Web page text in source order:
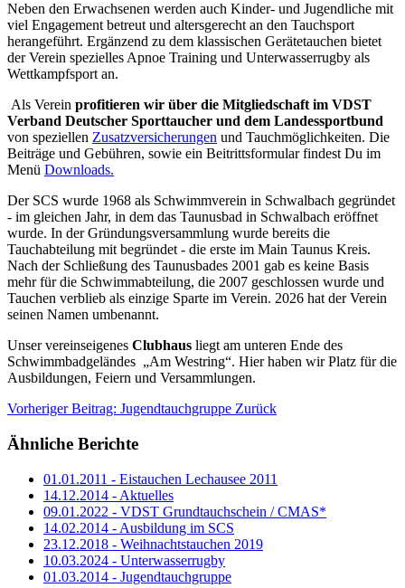
Neben den Erwachsenen werden auch Kinder- und Jugendliche mit
viel Engagement betreut und altersgerecht an den Tauchsport
herangeführt. Ergänzend zu dem klassischen Gerätetauchen bietet
der Verein spezielles Apnoe Training und Unterwasserrugby als
Wettkampfsport an.
Als Verein profitieren wir über die Mitgliedschaft im VDST
Verband Deutscher Sporttaucher und dem Landessportbund
von speziellen Zusatzversicherungen und Tauchmöglichkeiten. Die
Beiträge und Gebühren, sowie ein Beitrittsformular findest Du im
Menü Downloads.
Der SCS wurde 1968 als Schwimmverein in Schwalbach gegründet
- im gleichen Jahr, in dem das Taunusbad in Schwalbach eröffnet
wurde. In der Gründungsversammlung wurde bereits die
Tauchabteilung mit begründet - die erste im Main Taunus Kreis.
Nach der Schließung des Taunusbades 2001 gab es keine Basis
mehr für die Schwimmabteilung, die 2007 geschlossen wurde und
Tauchen verblieb als einzige Sparte im Verein. 2026 hat der Verein
seinen Namen umbenannt.
Unser vereinseigenes Clubhaus liegt am unteren Ende des
Schwimmbadgeländes „Am Westring“. Hier haben wir Platz für die
Ausbildungen, Feiern und Versammlungen.
Vorheriger Beitrag: Jugendtauchgruppe Zurück
Ähnliche Berichte
01.01.2011 - Eistauchen Lechausee 2011
14.12.2014 - Aktuelles
09.01.2022 - VDST Grundtauchschein / CMAS*
14.02.2014 - Ausbildung im SCS
23.12.2018 - Weihnachtstauchen 2019
10.03.2024 - Unterwasserrugby
01.03.2014 - Jugendtauchgruppe